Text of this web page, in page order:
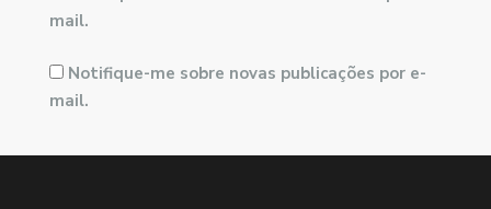
mail.
Notifique-me sobre novas publicações por e-
mail.